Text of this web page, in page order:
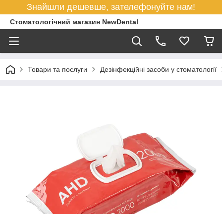
Знайшли дешевше, зателефонуйте нам!
Стоматологічний магазин NewDental
Товари та послуги Дезінфекційні засоби у стоматології